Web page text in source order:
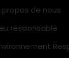
sont
propos de nous
responsable